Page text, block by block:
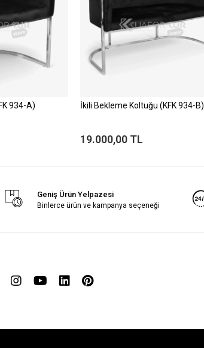
934-A) İkili Bekleme Koltuğu (KFK 934-B)
19.000,00 TL
Geniş Ürün Yelpazesi
Binlerce ürün ve kampanya seçeneği